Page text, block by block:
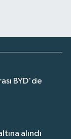
BYD'de
alındı